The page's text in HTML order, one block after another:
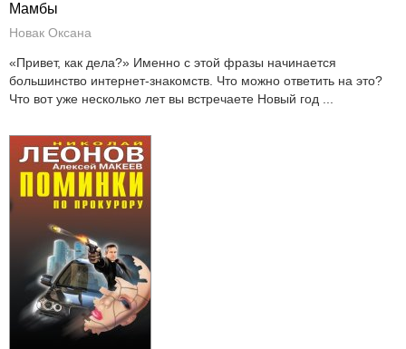
Мамбы
Новак Оксана
«Привет, как дела?» Именно с этой фразы начинается
большинство интернет-знакомств. Что можно ответить на это?
Что вот уже несколько лет вы встречаете Новый год ...